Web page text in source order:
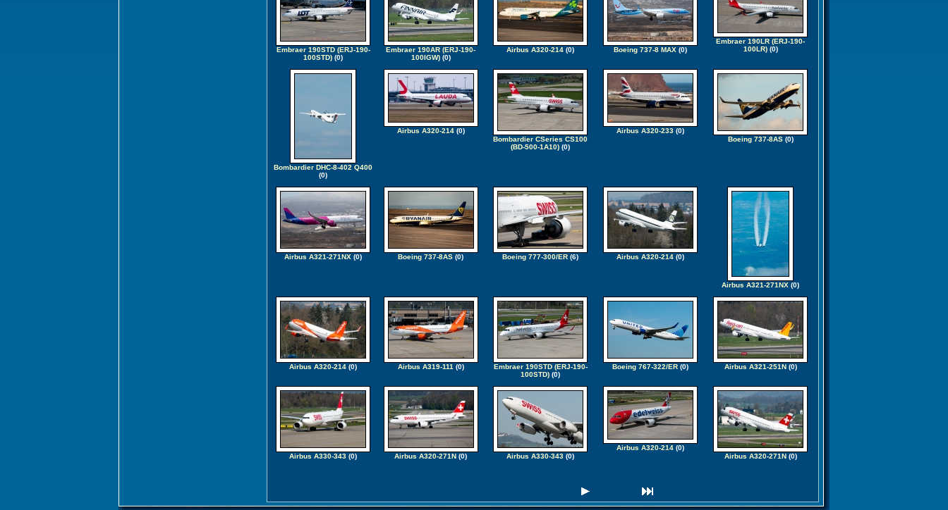
Embraer 190STD (ERJ-190-
100STD) (0)
Embraer 190AR (ERJ-190-
100IGW)(0)
Airbus A320-214 (0) Boeing 737-8 MAX (0)
Embraer 190LR (ERJ-190-
100LR)(0)
Bombardier DHC-8-402 Q400
(0)
Airbus A320-214(0)
Bombardier CSeries CS100
(BD-500-1A10) (0)
Airbus A320-233 (0)
Boeing 737-8AS(0)
Airbus A321-271NX (0) Boeing 737-8AS (0) Boeing 777-300/ER (6) Airbus A320-214 (0)
Airbus A321-271NX (0)
Airbus A320-214 (0) Airbus A319-111 (0)
Embraer 190STD (ERJ-190-
100STD) (0)
Boeing 767-322/ER (0) Airbus A321-251N(0)
Airbus A330-343 (0) Airbus A320-271N (0) Airbus A330-343 (0)
Airbus A320-214 (0)
Airbus A320-271N(0)